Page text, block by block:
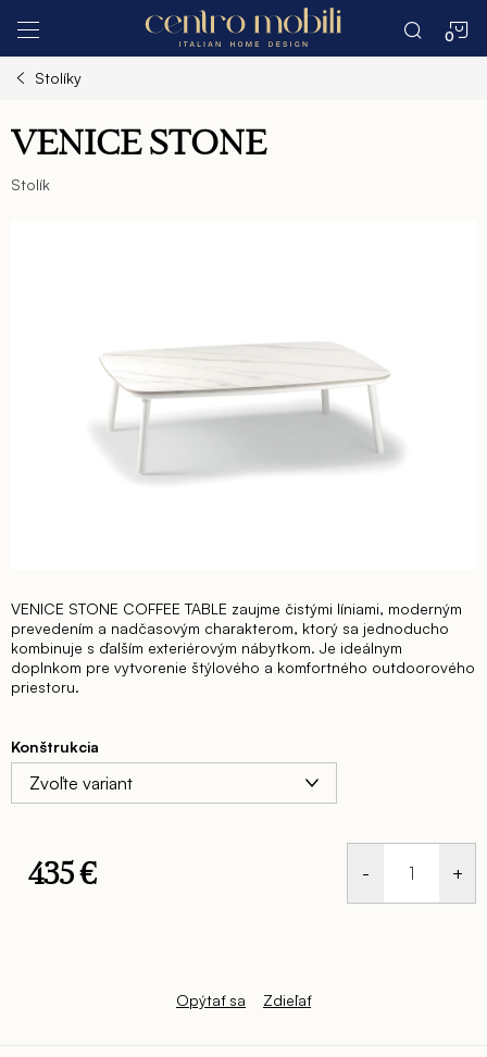
Stolíky
VENICE STONE
Stolík
VENICE STONE COFFEE TABLE zaujme čistými líniami, moderným
prevedením a nadčasovým charakterom, ktorý sa jednoducho
kombinuje s ďalším exteriérovým nábytkom. Je ideálnym
doplnkom pre vytvorenie štýlového a komfortného outdoorového
priestoru.
Konštrukcia
435 €
Opýtať sa Zdieľať